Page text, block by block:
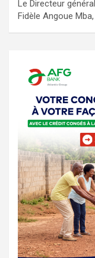
Le Directeur
Fidèle Angoue